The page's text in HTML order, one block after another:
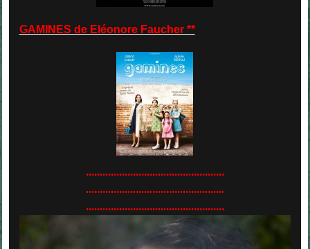
GAMINES de Eléonore Faucher **
..................................................
..................................................
..................................................